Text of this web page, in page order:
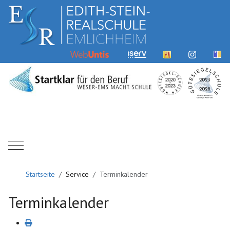
Mobile Menu Toggle
Startseite Service Terminkalender
Terminkalender